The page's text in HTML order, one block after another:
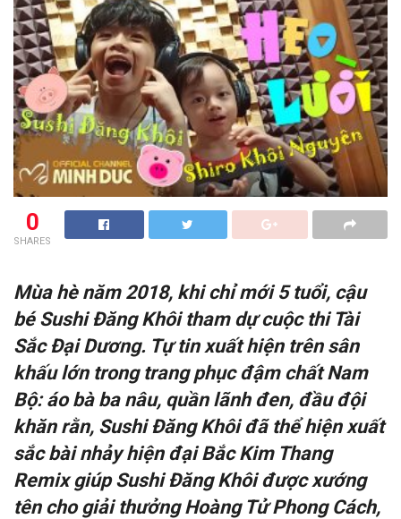
0
SHARES
Mùa hè năm 2018, khi chỉ mới 5 tuổi, cậu
bé Sushi Đăng Khôitham dự cuộc thi Tài
Sắc Đại Dương. Tự tin xuất hiện trên sân
khấu lớn trong trang phục đậm chất Nam
Bộ: áo bà ba nâu, quần lãnh đen, đầu đội
khăn rằn, Sushi Đăng Khôi đã thể hiện xuất
sắc bài nhảy hiện đại Bắc Kim Thang
Remix giúp Sushi Đăng Khôi được xướng
tên cho giải thưởng Hoàng Tử Phong Cách,